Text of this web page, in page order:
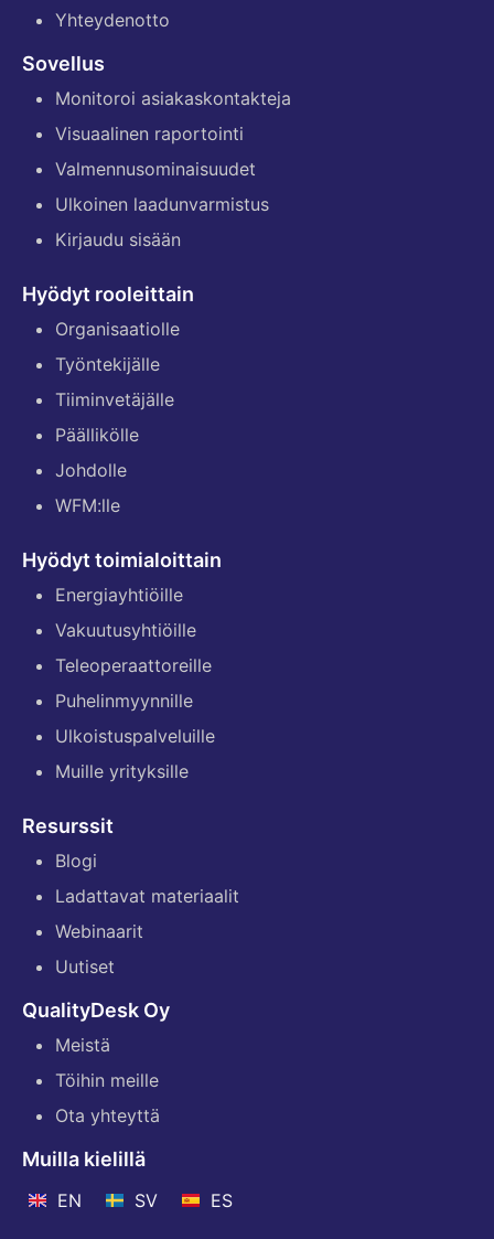
Yhteydenotto
Sovellus
Monitoroi asiakaskontakteja
Visuaalinen raportointi
Valmennusominaisuudet
Ulkoinen laadunvarmistus
Kirjaudu sisään
Hyödyt rooleittain
Organisaatiolle
Työntekijälle
Tiiminvetäjälle
Päällikölle
Johdolle
WFM:lle
Hyödyt toimialoittain
Energiayhtiöille
Vakuutusyhtiöille
Teleoperaattoreille
Puhelinmyynnille
Ulkoistuspalveluille
Muille yrityksille
Resurssit
Blogi
Ladattavat materiaalit
Webinaarit
Uutiset
QualityDesk Oy
Meistä
Töihin meille
Ota yhteyttä
Muilla kielillä
EN SV ES